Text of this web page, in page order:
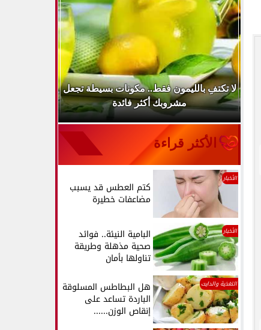
لا تكتفِ بالليمون فقط.. مكونات بسيطة تجعل
مشروبك أكثر فائدة
الأكثر قراءة
الأخبار
كتم العطس قد يسبب
مضاعفات خطيرة
الأخبار البامية النيئة.. فوائد
صحية مذهلة وطريقة
تناولها بأمان
التغذية والدايت هل البطاطس المسلوقة
الباردة تساعد على
إنقاص الوزن......